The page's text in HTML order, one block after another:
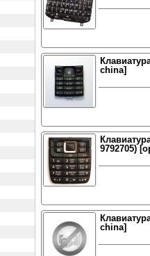
china]
9792705)
china]